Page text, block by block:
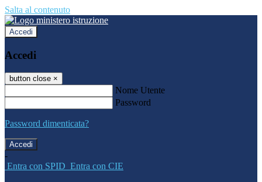
Salta al contenuto
Accedi
Accedi
button close ×
Nome Utente
Password
Password dimenticata?
-
Entra con SPID Entra con CIE